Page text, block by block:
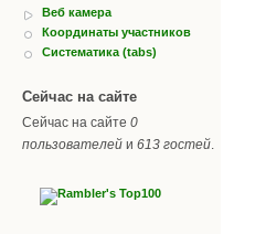
Веб камера
Координаты участников
Систематика (tabs)
Сейчас на сайте
Сейчас на сайте 0
пользователей и 613 гостей.